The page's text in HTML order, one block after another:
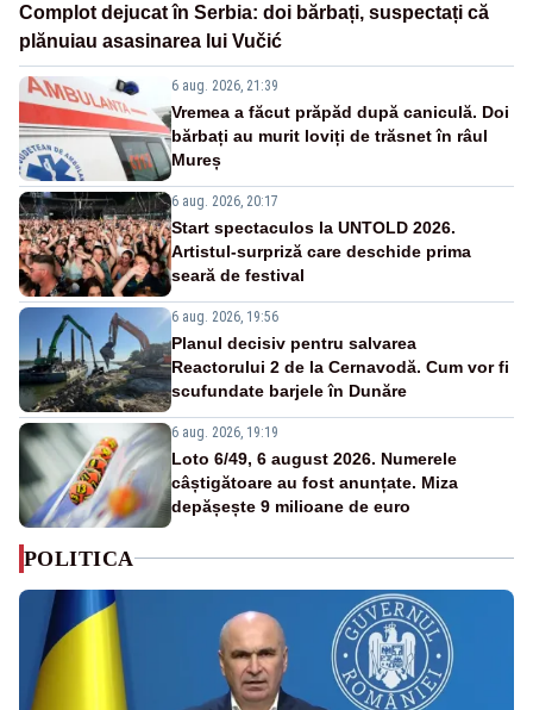
Complot dejucat în Serbia: doi bărbați, suspectați că
plănuiau asasinarea lui Vučić
6 aug. 2026, 21:39
Vremea a făcut prăpăd după caniculă. Doi
bărbați au murit loviți de trăsnet în râul
Mureș
6 aug. 2026, 20:17
Start spectaculos la UNTOLD 2026.
Artistul-surpriză care deschide prima
seară de festival
6 aug. 2026, 19:56
Planul decisiv pentru salvarea
Reactorului 2 de la Cernavodă. Cum vor fi
scufundate barjele în Dunăre
6 aug. 2026, 19:19
Loto 6/49, 6 august 2026. Numerele
câștigătoare au fost anunțate. Miza
depășește 9 milioane de euro
POLITICA